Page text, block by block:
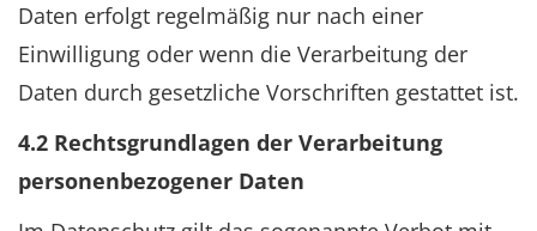
Daten erfolgt regelmäßig nur nach einer
Einwilligung oder wenn die Verarbeitung der
Daten durch gesetzliche Vorschriften gestattet ist.
4.2 Rechtsgrundlagen der Verarbeitung
personenbezogener Daten